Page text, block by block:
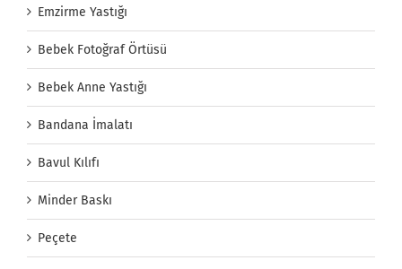
Emzirme Yastığı
Bebek Fotoğraf Örtüsü
Bebek Anne Yastığı
Bandana İmalatı
Bavul Kılıfı
Minder Baskı
Peçete